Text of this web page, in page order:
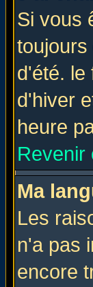
Si vous
toujours
d'été. le
d'hiver
heure
Revenir
Ma
Les
n'a pas
encore